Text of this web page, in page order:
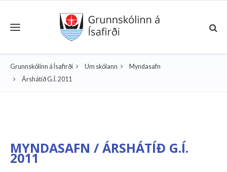
Toggle navigation
Grunnskólinn á Ísafirði Um skólann
Myndasafn
Árshátíð G.Í. 2011
MYNDASAFN / ÁRSHÁTÍÐ G.Í.
2011